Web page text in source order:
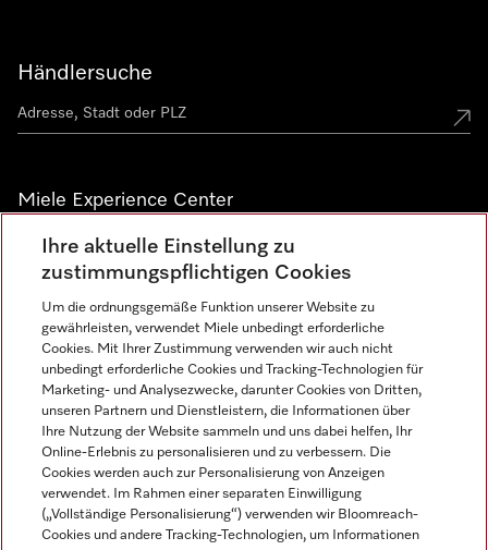
Händlersuche
Miele Experience Center
Alle Miele Experience Center anzeigen
Newsletter
Miele auf Instagram
Miele auf Facebook
Miele auf Youtube
Ihre aktuelle Einstellung zu
zustimmungspflichtigen Cookies
Um die ordnungsgemäße Funktion unserer Website zu
gewährleisten, verwendet Miele unbedingt erforderliche
Cookies. Mit Ihrer Zustimmung verwenden wir auch nicht
unbedingt erforderliche Cookies und Tracking-Technologien für
Marketing- und Analysezwecke, darunter Cookies von Dritten,
unseren Partnern und Dienstleistern, die Informationen über
Ihre Nutzung der Website sammeln und uns dabei helfen, Ihr
Online-Erlebnis zu personalisieren und zu verbessern. Die
Cookies werden auch zur Personalisierung von Anzeigen
verwendet. Im Rahmen einer separaten Einwilligung
(„Vollständige Personalisierung“) verwenden wir Bloomreach-
Cookies und andere Tracking-Technologien, um Informationen